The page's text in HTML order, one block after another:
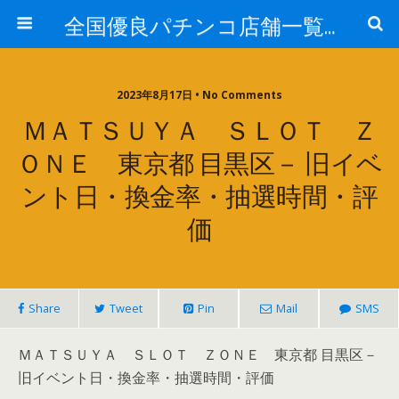
全国優良パチンコ店舗一覧：プロ厳選ガイド
2023年8月17日 • No Comments
ＭＡＴＳＵＹＡ ＳＬＯＴ Ｚ
ＯＮＥ 東京都 目黒区－ 旧イベ
ント日・換金率・抽選時間・評
価
Share Tweet Pin Mail SMS
ＭＡＴＳＵＹＡ ＳＬＯＴ ＺＯＮＥ 東京都 目黒区－
旧イベント日・換金率・抽選時間・評価